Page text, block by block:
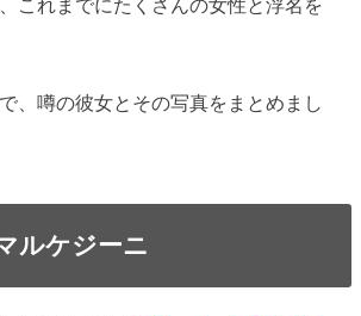
これまでにたくさんの女性と浮名を
、噂の彼女とその写真をまとめまし
ルケジーニ